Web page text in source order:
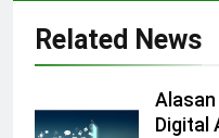
Related News
Digital